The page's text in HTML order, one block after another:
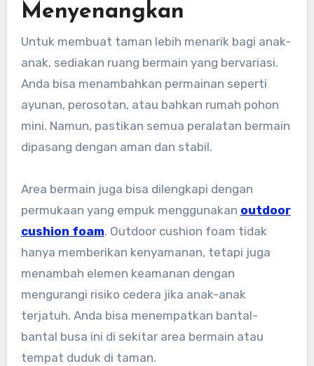
Menyenangkan
Untuk membuat taman lebih menarik bagi anak-
anak, sediakan ruang bermain yang bervariasi.
Anda bisa menambahkan permainan seperti
ayunan, perosotan, atau bahkan rumah pohon
mini. Namun, pastikan semua peralatan bermain
dipasang dengan aman dan stabil.
Area bermain juga bisa dilengkapi dengan
permukaan yang empuk menggunakan outdoor
cushion foam. Outdoor cushion foam tidak
hanya memberikan kenyamanan, tetapi juga
menambah elemen keamanan dengan
mengurangi risiko cedera jika anak-anak
terjatuh. Anda bisa menempatkan bantal-
bantal busa ini di sekitar area bermain atau
tempat duduk di taman.